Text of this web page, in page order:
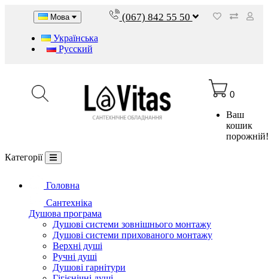
Мова
Українська
Русский
(067) 842 55 50
0
Ваш
кошик
Категорії
Головна
Сантехніка
Душова програма
Душові системи зовнішнього монтажу
Душові системи прихованого монтажу
Верхні душі
Ручні душі
Душові гарнітури